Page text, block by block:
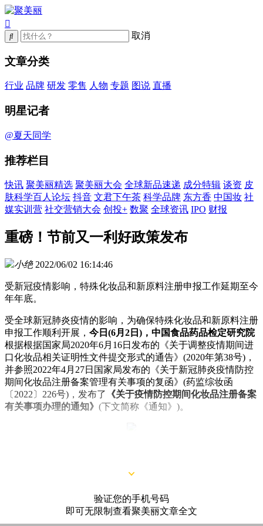
取消
文章分类
行业 品牌 研发 零售 人物 专题 图说 直播
明星记者
@夏天同学
推荐栏目
快讯 聚美丽精选 聚美丽大会 全球新品速递 成分特辑 谈资 皮
肤科学百人论坛 抖音 文君下午茶 科学品牌 东方香 中国妆 社
媒实训营 社交营销大会 创投+ 数聚 全球资讯 IPO 财报
重磅！节前又一利好政策发布
小绝 2022/06/02 16:14:46
受新冠疫情影响，特殊化妆品和新原料注册申报工作延期至今
年年底。
受全球新冠肺炎疫情的影响，为确保特殊化妆品和新原料注册
申报工作顺利开展， 今日(6月2日)，中国食品药品检定研究院
根据根据国家局2020年6月16日发布的《关于调整疫情期间进
口化妆品相关证明性文件提交形式的通告》(2020年第38号)，
并参照2022年4月27日国家局发布的《关于新冠肺炎疫情防控
期间化妆品注册备案管理有关事项的复函》(药监综妆函
〔2022〕226号)，发布了
《关于疫情防控期间化妆品注册备案
有关事项办理的通知》 (下文简称《通知》)。
验证您的手机号码
即可无限制查看聚美丽文章全文